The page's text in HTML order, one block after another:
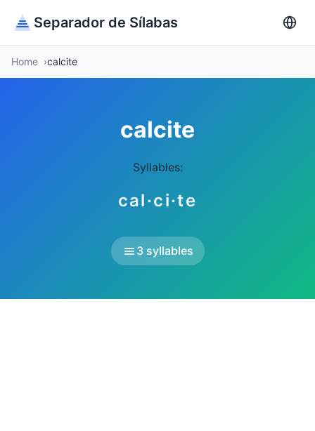
Separador de Sílabas
Home calcite
calcite
Syllables:
cal·ci·te
3 syllables